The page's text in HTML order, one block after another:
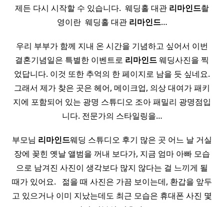
제든 다시 시작할 수 있습니다. ​ 웨딩홀 대관 리마인드촬
영이란 ​ 웨딩홀 대관 리마인드…
우리 부부가 함께 지내 온 시간을 기념하고 싶어서 이번
결혼기념일은 특별한 이벤트로 리마인드웨딩사진을 찍
었답니다. 이것 또한 추억의 한 페이지로 남을 듯 싶네요.
그래서 제가 찾은 곳은 헤어, 메이크업, 의상 대여가 패키
지에 포함되어 있는 광명 스튜디오 조아 패밀리 광명점입
니다. 전문가의 스타일링을…
부모님 리마인드웨딩 스튜디오 후기 많은 곳 어느 날 거실
장에 꽂힌 옛날 앨범을 꺼내 보다가, 지금 엄마 아빠 모습
으로 남겨진 사진이 생각보다 많지 않다는 걸 느끼게 될
때가 있어요. ​ ​ 젊을 때 사진은 가끔 보이는데, 환갑을 앞두
고 있으거나 이미 지났는데도 최근 모습은 휴대폰 사진 몇